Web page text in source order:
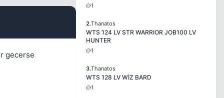
gecerse
1
2.Thanatos
WTS 124 LV STR WARRIOR JOB100 LV
HUNTER
1
3.Thanatos
WTS 128 LV WİZ BARD
1